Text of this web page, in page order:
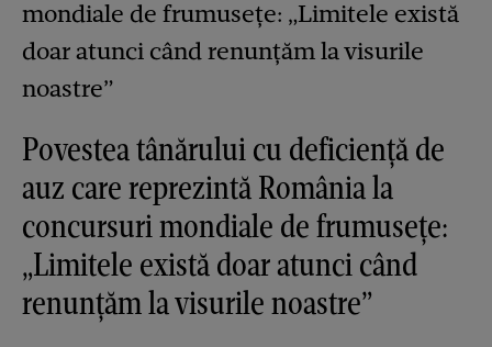
Povestea tânărului cu deficiență de
auz care reprezintă România la
concursuri mondiale de frumusețe:
„Limitele există doar atunci când
renunțăm la visurile noastre”